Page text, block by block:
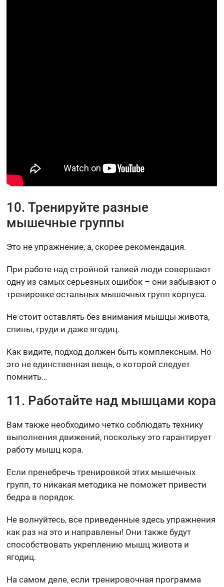
10. Тренируйте разные
мышечные группы
Это не упражнение, а, скорее рекомендация.
При работе над стройной талией люди совершают
одну из самых серьезных ошибок – они забывают о
тренировке остальных мышечных групп корпуса.
Не стоит оставлять без внимания мышцы живота,
спины, груди и даже ягодиц.
Как видите, подход должен быть комплексным. Но
это не единственная вещь, о которой следует
помнить…
11. Работайте над мышцами кора
Вам также необходимо четко соблюдать технику
выполнения движений, поскольку это гарантирует
работу мышц кора.
Если пренебречь тренировкой этих мышечных
групп, то никакая методика не поможет привести
бедра в порядок.
Не волнуйтесь, все приведенные здесь упражнения
как раз на это и направлены! Они также будут
способствовать укреплению мышц живота и
ягодиц.
На самом деле, если тренировочная программа